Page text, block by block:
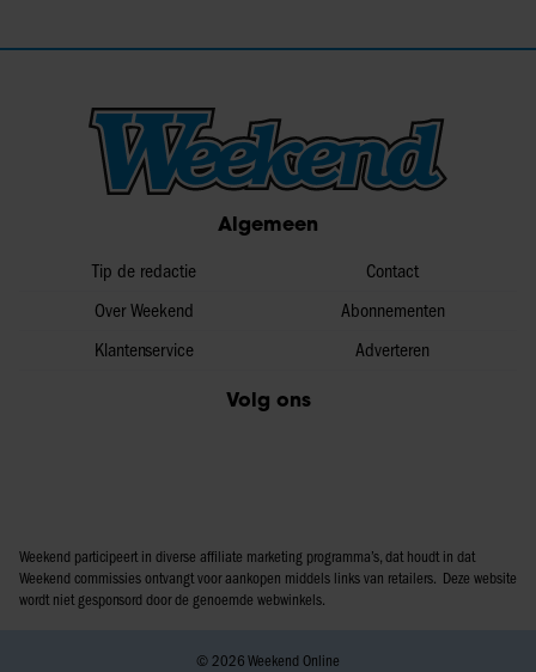
Algemeen
Tip de redactie
Over Weekend
Klantenservice
Contact
Abonnementen
Adverteren
Volg ons
Weekend participeert in diverse affiliate marketing programma’s, dat houdt in dat
Weekend commissies ontvangt voor aankopen middels links van retailers. Deze website
wordt niet gesponsord door de genoemde webwinkels.
© 2026 Weekend Online